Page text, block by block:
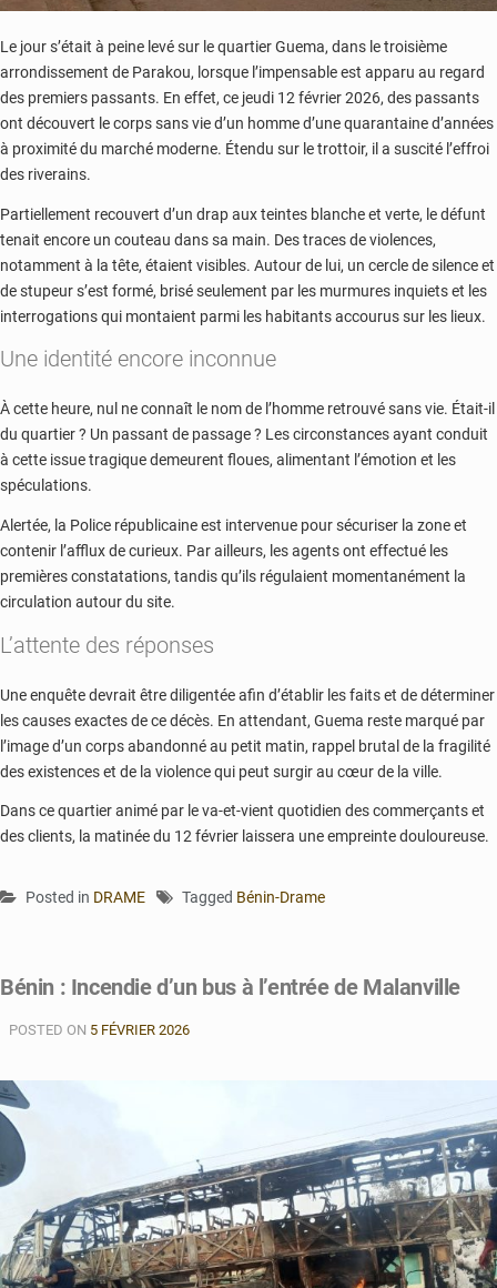
Le jour s’était à peine levé sur le quartier Guema, dans le troisième
arrondissement de Parakou, lorsque l’impensable est apparu au regard
des premiers passants. En effet, ce jeudi 12 février 2026, des passants
ont découvert le corps sans vie d’un homme d’une quarantaine d’années
à proximité du marché moderne. Étendu sur le trottoir, il a suscité l’effroi
des riverains.
Partiellement recouvert d’un drap aux teintes blanche et verte, le défunt
tenait encore un couteau dans sa main. Des traces de violences,
notamment à la tête, étaient visibles. Autour de lui, un cercle de silence et
de stupeur s’est formé, brisé seulement par les murmures inquiets et les
interrogations qui montaient parmi les habitants accourus sur les lieux.
Une identité encore inconnue
À cette heure, nul ne connaît le nom de l’homme retrouvé sans vie. Était-il
du quartier ? Un passant de passage ? Les circonstances ayant conduit
à cette issue tragique demeurent floues, alimentant l’émotion et les
spéculations.
Alertée, la Police républicaine est intervenue pour sécuriser la zone et
contenir l’afflux de curieux. Par ailleurs, les agents ont effectué les
premières constatations, tandis qu’ils régulaient momentanément la
circulation autour du site.
L’attente des réponses
Une enquête devrait être diligentée afin d’établir les faits et de déterminer
les causes exactes de ce décès. En attendant, Guema reste marqué par
l’image d’un corps abandonné au petit matin, rappel brutal de la fragilité
des existences et de la violence qui peut surgir au cœur de la ville.
Dans ce quartier animé par le va-et-vient quotidien des commerçants et
des clients, la matinée du 12 février laissera une empreinte douloureuse.
Posted in DRAME Tagged Bénin-Drame
Bénin : Incendie d’un bus à l’entrée de Malanville
POSTED ON 5 FÉVRIER 2026